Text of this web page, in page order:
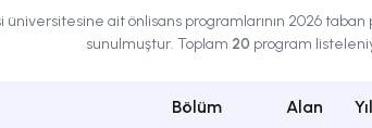
üniversitesine aitönlisans programlarının 2026 taban
sunulmuştur. Toplam 20 program
Bölüm Alan Yıl